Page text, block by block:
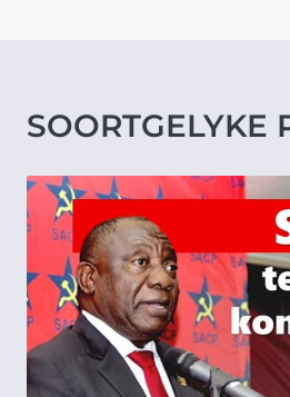
SOORTGELYKE